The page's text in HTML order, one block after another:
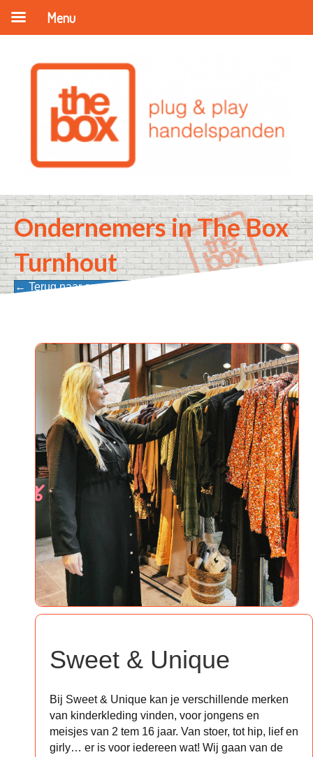
Ondernemers in The Box
Turnhout
← Terug naar onze ondernemers
Sweet & Unique
Bij Sweet & Unique kan je verschillende merken
van kinderkleding vinden, voor jongens en
meisjes van 2 tem 16 jaar. Van stoer, tot hip, lief en
girly… er is voor iedereen wat! Wij gaan van de
Menu